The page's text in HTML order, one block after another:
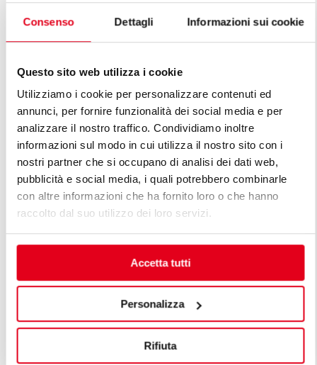
Consenso Dettagli Informazioni sui cookie
Questo sito web utilizza i cookie
Utilizziamo i cookie per personalizzare contenuti ed
annunci, per fornire funzionalità dei social media e per
analizzare il nostro traffico. Condividiamo inoltre
informazioni sul modo in cui utilizza il nostro sito con i
nostri partner che si occupano di analisi dei dati web,
pubblicità e social media, i quali potrebbero combinarle
con altre informazioni che ha fornito loro o che hanno
raccolto dal suo utilizzo dei loro servizi.
Accetta tutti
Personalizza
Rifiuta
MARMITAS ELÉCTRICAS COM
DESCUBRA TODAS AS LINHAS DE
LINHA PREMIUM
exigências dos profissionais. Uma cozinha modular
premium é projetada levando em conta as exigências
específicas do cliente, mantendo elevados padrões de
tecnologia, assim como linhas de beleza requintada.